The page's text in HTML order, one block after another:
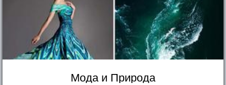
Мода и Природа